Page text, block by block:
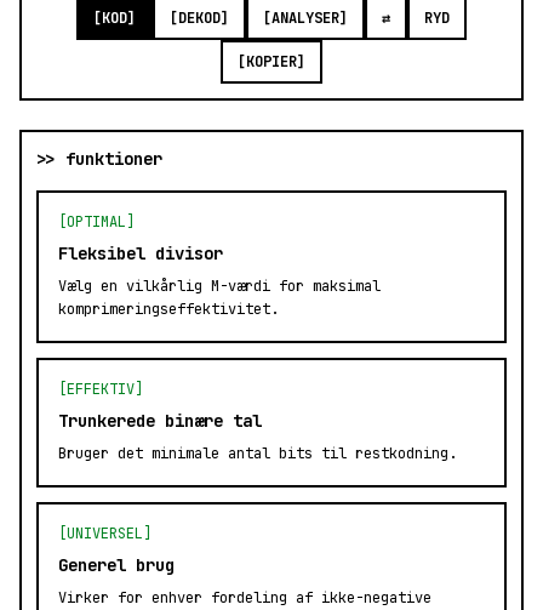
[KOD] [DEKOD] [ANALYSER] ⇄ RYD
[KOPIER]
>> funktioner
[OPTIMAL]
Fleksibel divisor
Vælg en vilkårlig M-værdi for maksimal
komprimeringseffektivitet.
[EFFEKTIV]
Trunkerede binære tal
Bruger det minimale antal bits til restkodning.
[UNIVERSEL]
Generel brug
Virker for enhver fordeling af ikke-negative